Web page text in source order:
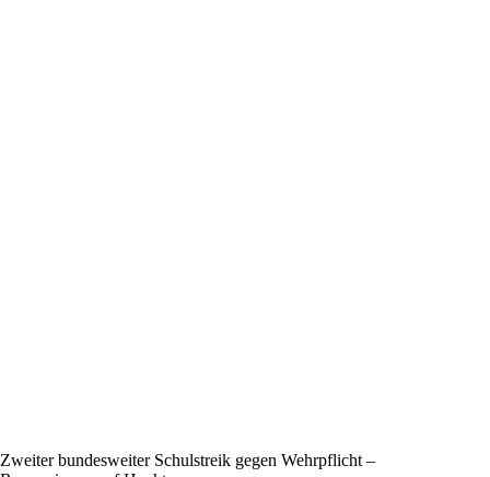
Zweiter bundesweiter Schulstreik gegen Wehrpflicht –